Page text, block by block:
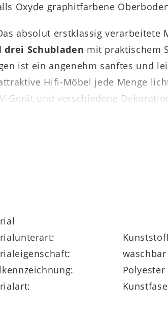
Oxyde graphitfarbene
absolut erstklassig verarbeitete
drei Schubladen mit praktischem
ist ein angenehm sanftes und
Hifi-Möbel jede Menge
und verschiedene
Typen der Serie erhalten Sie
waschbar
Polyester